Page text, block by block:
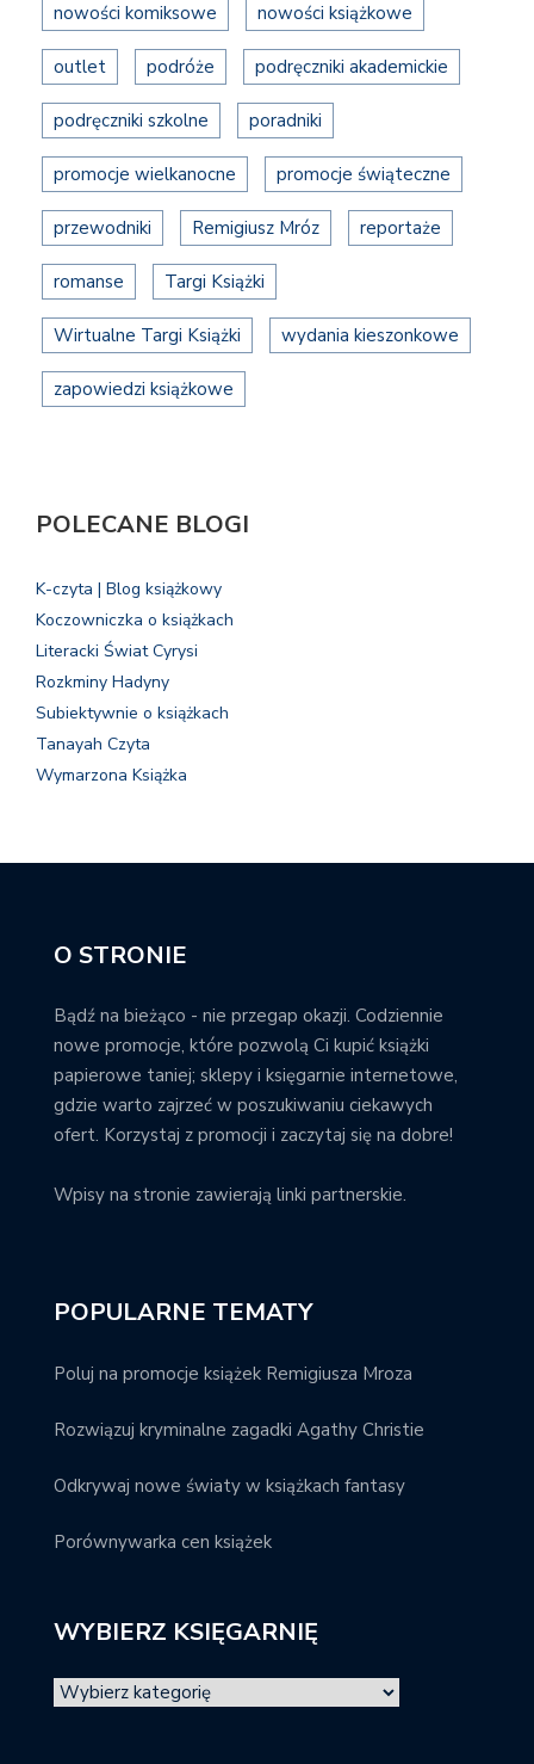
nowości komiksowe nowości książkowe
outlet podróże podręczniki akademickie
podręczniki szkolne poradniki
promocje wielkanocne promocje świąteczne
przewodniki Remigiusz Mróz reportaże
romanse Targi Książki
Wirtualne Targi Książki wydania kieszonkowe
zapowiedzi książkowe
POLECANE BLOGI
K-czyta | Blog książkowy
Koczowniczka o książkach
Literacki Świat Cyrysi
Rozkminy Hadyny
Subiektywnie o książkach
Tanayah Czyta
Wymarzona Książka
O STRONIE
Bądź na bieżąco - nie przegap okazji. Codziennie
nowe promocje, które pozwolą Ci kupić książki
papierowe taniej; sklepy i księgarnie internetowe,
gdzie warto zajrzeć w poszukiwaniu ciekawych
ofert. Korzystaj z promocji i zaczytaj się na dobre!
Wpisy na stronie zawierają linki partnerskie.
POPULARNE TEMATY
Poluj na promocje książek Remigiusza Mroza
Rozwiązuj kryminalne zagadki Agathy Christie
Odkrywaj nowe światy w książkach fantasy
Porównywarka cen książek
WYBIERZ KSIĘGARNIĘ